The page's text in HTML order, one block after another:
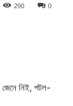
0
290
জেনে নিই, পটল-